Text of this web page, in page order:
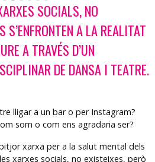
SOCIALS, NO
S’ENFRONTEN A LA REALITAT
A TRAVÉS D’UN
DE DANSA I TEATRE.
lligar a un bar o per Instagram?
som o com ens agradaria ser?
xarxa per a la salut mental dels
xarxes socials, no existeixes, però